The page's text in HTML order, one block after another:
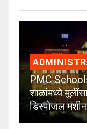
PMC
शाळांमध्ये
डिस्पोजल